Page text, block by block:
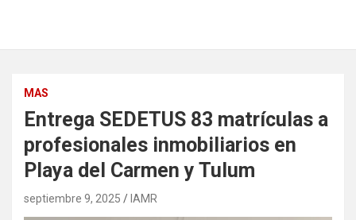
MAS
Entrega SEDETUS 83 matrículas a
profesionales inmobiliarios en
Playa del Carmen y Tulum
septiembre 9, 2025 IAMR